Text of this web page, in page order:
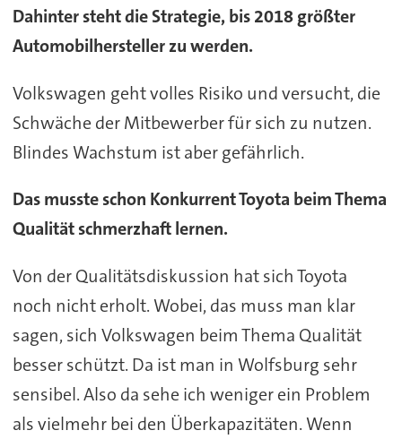
Dahinter steht die Strategie, bis 2018 größter
Automobilhersteller zu werden.
Volkswagen geht volles Risiko und versucht, die
Schwäche der Mitbewerber für sich zu nutzen.
Blindes Wachstum ist aber gefährlich.
Das musste schon Konkurrent Toyota beim Thema
Qualität schmerzhaft lernen.
Von der Qualitätsdiskussion hat sich Toyota
noch nicht erholt. Wobei, das muss man klar
sagen, sich Volkswagen beim Thema Qualität
besser schützt. Da ist man in Wolfsburg sehr
sensibel. Also da sehe ich weniger ein Problem
als vielmehr bei den Überkapazitäten. Wenn